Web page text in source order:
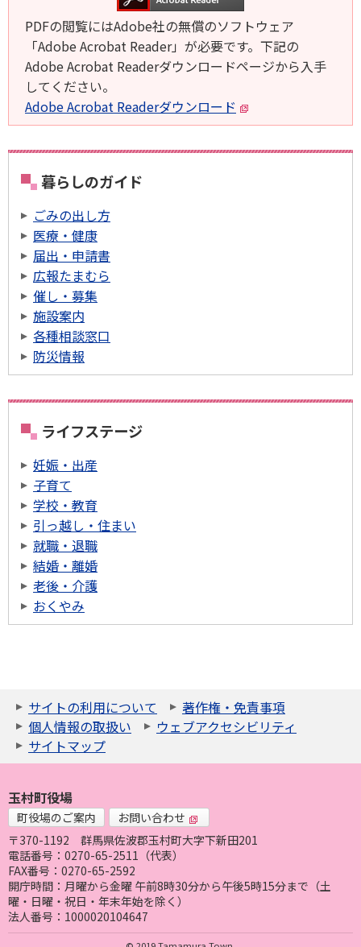
PDFの閲覧にはAdobe社の無償のソフトウェア
「Adobe Acrobat Reader」が必要です。下記の
Adobe Acrobat Readerダウンロードページから入手
してください。
Adobe Acrobat Readerダウンロード
暮らしのガイド
ごみの出し方
医療・健康
届出・申請書
広報たまむら
催し・募集
施設案内
各種相談窓口
防災情報
ライフステージ
妊娠・出産
子育て
学校・教育
引っ越し・住まい
就職・退職
結婚・離婚
老後・介護
おくやみ
サイトの利用について
著作権・免責事項
個人情報の取扱い
ウェブアクセシビリティ
サイトマップ
玉村町役場
町役場のご案内
お問い合わせ
〒370-1192
群馬県佐波郡玉村町大字下新田201
電話番号：0270-65-2511（代表）
FAX番号：0270-65-2592
開庁時間：月曜から金曜 午前8時30分から午後5時15分まで（土
曜・日曜・祝日・年末年始を除く）
法人番号：1000020104647